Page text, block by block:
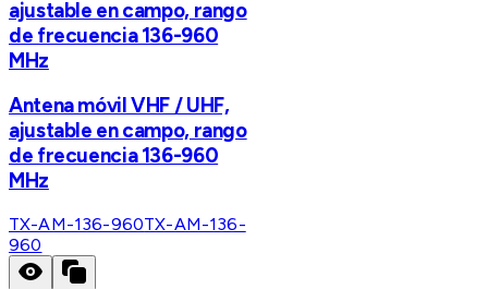
ajustable en campo, rango
de frecuencia 136-960
MHz
Antena móvil VHF / UHF,
ajustable en campo, rango
de frecuencia 136-960
MHz
TX-AM-136-960TX-AM-136-
960